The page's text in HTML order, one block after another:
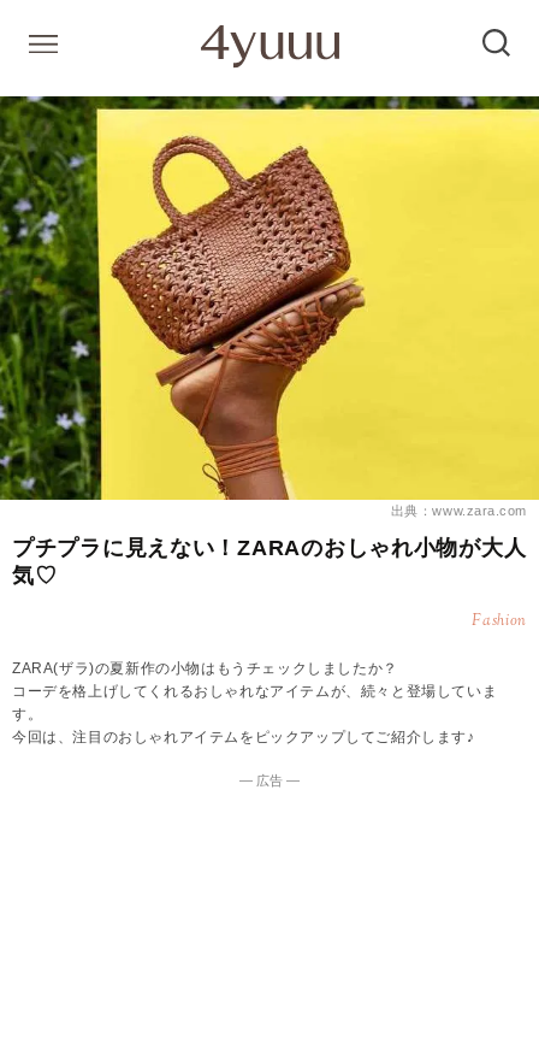
出典：www.zara.com
プチプラに見えない！ZARAのおしゃれ小物が大人
気♡
Fashion
ZARA(ザラ)の夏新作の小物はもうチェックしましたか？
コーデを格上げしてくれるおしゃれなアイテムが、続々と登場していま
す。
今回は、注目のおしゃれアイテムをピックアップしてご紹介します♪
― 広告 ―